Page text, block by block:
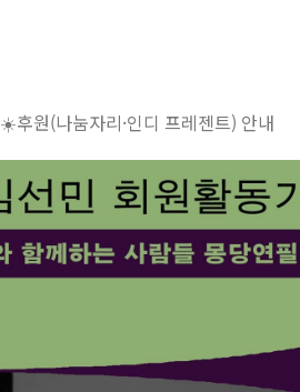
☀️후원(나눔자리·인디 프레젠트) 안내